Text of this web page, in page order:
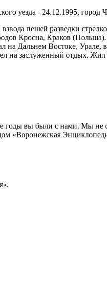
уезда - 24.12.1995,
пешей разведки
Кросна, Краков
на Дальнем Востоке,
на заслуженный отдых.
годы вы были с нами. Мы
«Воронежская